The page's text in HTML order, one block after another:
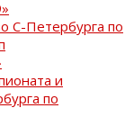
С-Петербурга по
и
по